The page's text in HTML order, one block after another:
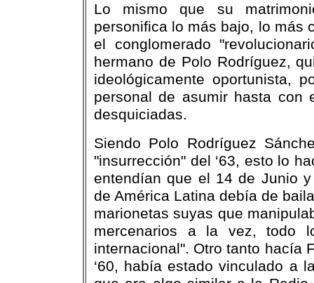
Lo mismo que su
personifica lo más bajo, lo más
el conglomerado
hermano de Polo Rodríguez,
ideológicamente oportunista,
personal de asumir hasta con
desquiciadas.
Siendo Polo Rodríguez
"insurrección" del ‘63, esto lo
entendían que el 14 de Junio
de América Latina debía de
marionetas suyas que
mercenarios a la vez, todo
internacional". Otro tanto hacía
‘60, había estado vinculado a